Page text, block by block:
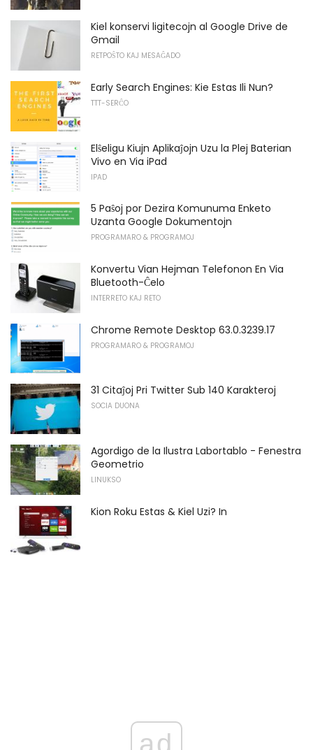
Kiel konservi ligitecojn al Google Drive de
Gmail
RETPOŜTO KAJ MESAĜADO
Early Search Engines: Kie Estas Ili Nun?
TTT-SERĈO
Elŝeligu Kiujn Aplikaĵojn Uzu la Plej Baterian
Vivo en Via iPad
IPAD
5 Paŝoj por Dezira Komunuma Enketo
Uzanta Google Dokumentojn
PROGRAMARO & PROGRAMOJ
Konvertu Vian Hejman Telefonon En Via
Bluetooth-Ĉelo
INTERRETO KAJ RETO
Chrome Remote Desktop 63.0.3239.17
PROGRAMARO & PROGRAMOJ
31 Citaĵoj Pri Twitter Sub 140 Karakteroj
SOCIA DUONA
Agordigo de la Ilustra Labortablo - Fenestra
Geometrio
LINUKSO
Kion Roku Estas & Kiel Uzi? In